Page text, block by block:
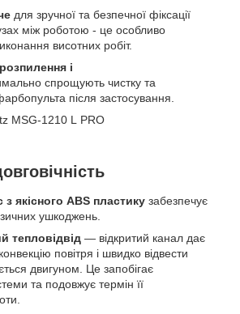
для зручної та безпечної фіксації
між роботою - це особливо
висотних робіт.
і
спрощують чистку та
після застосування.
якісного ABS пластику забезпечує
ушкоджень.
тепловідвід — відкритий канал дає
повітря і швидко відвести
двигуном. Це запобігає
та подовжує термін її